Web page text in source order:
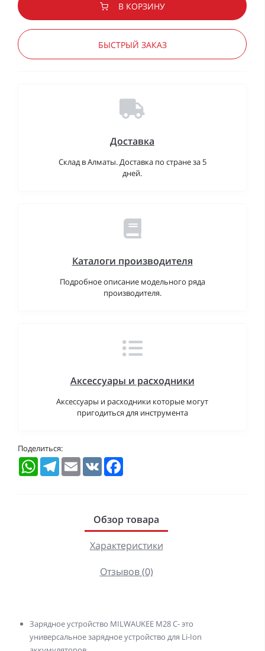
В КОРЗИНУ
БЫСТРЫЙ ЗАКАЗ
Доставка
Склад в Алматы. Доставка по стране за 5
дней.
Каталоги производителя
Подробное описание модельного ряда
производителя.
Аксессуары и расходники
Аксессуары и расходники которые могут
пригодиться для инструмента
Поделиться:
WhatsAppTelegramEmail VK
Обзор товара
Характеристики
Отзывов (0)
Зарядное устройство MILWAUKEE M28 C- это
универсальное зарядное устройство для Li-Ion